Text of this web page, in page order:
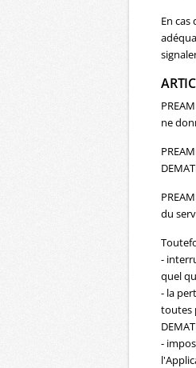
En
ne
du
-
quel
- la
toutes
-